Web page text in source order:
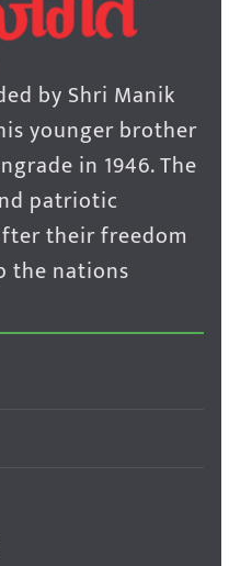
by Shri Manik
younger brother
in 1946. The
patriotic
their freedom
the nations